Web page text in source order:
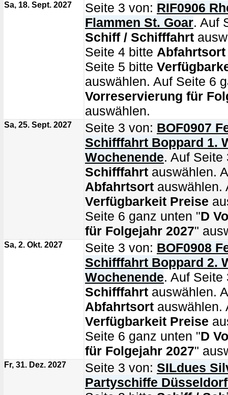
Sa, 18. Sept. 2027 Seite 3 von: RIF0906
Flammen St. Goar. Auf
Schiff / Schifffahrt
Seite 4 bitte Abfahrtsort
Seite 5 bitte
auswählen. Auf Seite 6
Vorreservierung für
auswählen.
Sa, 25. Sept. 2027 Seite 3 von: BOF0907
Schifffahrt Boppard 1.
Wochenende. Auf
Schifffahrt auswählen.
Abfahrtsort auswählen.
Verfügbarkeit Preise
Seite 6 ganz unten "D
für Folgejahr 2027"
Sa, 2. Okt. 2027 Seite 3 von: BOF0908
Schifffahrt Boppard 2.
Wochenende. Auf
Schifffahrt auswählen.
Abfahrtsort auswählen.
Verfügbarkeit Preise
Seite 6 ganz unten "D
für Folgejahr 2027"
Fr, 31. Dez. 2027 Seite 3 von: SILdues
Partyschiffe